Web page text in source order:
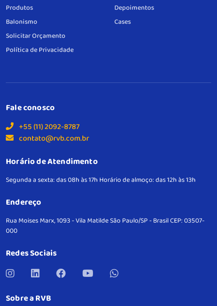
Produtos
Balonismo
Solicitar Orçamento
Política de Privacidade
Depoimentos
Cases
Fale conosco
+55 (11) 2092-8787
contato@rvb.com.br
Horário de Atendimento
Segunda a sexta: das 08h às 17h Horário de almoço: das 12h às 13h
Endereço
Rua Moises Marx, 1093 - Vila MatildeSão Paulo/SP - BrasilCEP: 03507-
000
Redes Sociais
Sobre a RVB